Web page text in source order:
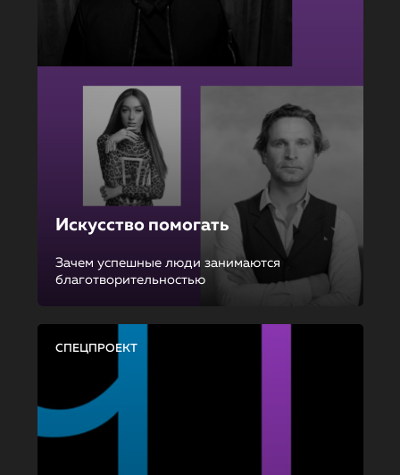
Искусство помогать
Зачем успешные люди занимаются
благотворительностью
СПЕЦПРОЕКТ